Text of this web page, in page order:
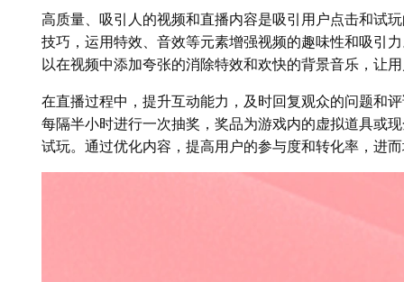
高质量、吸引人的视频和直播内容是吸引用户点击和试
技巧，运用特效、音效等元素增强视频的趣味性和吸引
以在视频中添加夸张的消除特效和欢快的背景音乐，让
在直播过程中，提升互动能力，及时回复观众的问题和
每隔半小时进行一次抽奖，奖品为游戏内的虚拟道具或
试玩。通过优化内容，提高用户的参与度和转化率，进